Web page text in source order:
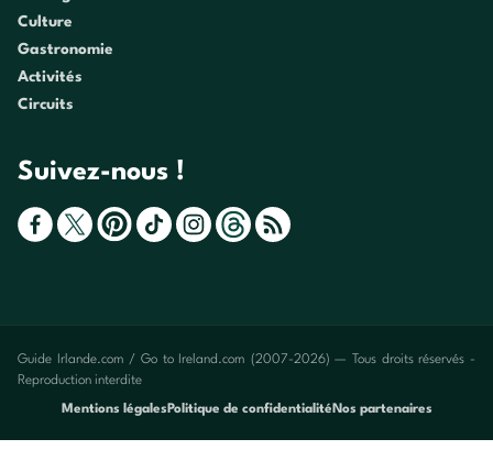
Culture
Gastronomie
Activités
Circuits
Suivez-nous !
Guide Irlande.com / Go to Ireland.com (2007-2026) — Tous droits réservés -
Reproduction interdite
Mentions légales Politique de confidentialité Nos partenaires